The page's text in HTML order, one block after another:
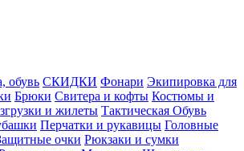
обувь СКИДКИ Фонари Экипировка для
Брюки Свитера и кофты Костюмы и
и жилеты Тактическая Обувь
Перчатки и рукавицы Головные
очки Рюкзаки и сумки